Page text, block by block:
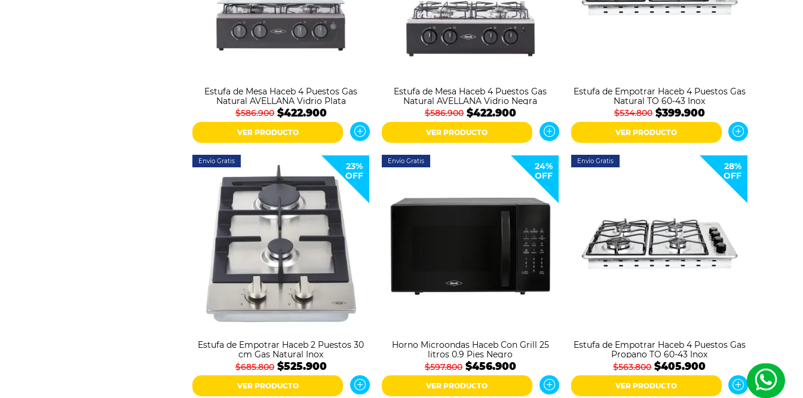
Estufa de Mesa Haceb 4 Puestos Gas
Natural AVELLANA Vidrio Plata
$586.900 $422.900
VER PRODUCTO
Estufa de Mesa Haceb 4 Puestos Gas
Natural AVELLANA Vidrio Negra
$586.900 $422.900
VER PRODUCTO
Estufa de Empotrar Haceb 4 Puestos Gas
Natural TO 60-43 Inox
$534.800 $399.900
VER PRODUCTO
Envío Gratis
23%
OFF
Estufa de Empotrar Haceb 2 Puestos 30
cm Gas Natural Inox
$685.800 $525.900
VER PRODUCTO
Envío Gratis
24%
OFF
Horno Microondas Haceb Con Grill 25
litros 0.9 Pies Negro
$597.800 $456.900
VER PRODUCTO
Envío Gratis
28%
OFF
Estufa de Empotrar Haceb 4 Puestos Gas
Propano TO 60-43 Inox
$563.800 $405.900
VER PRODUCTO